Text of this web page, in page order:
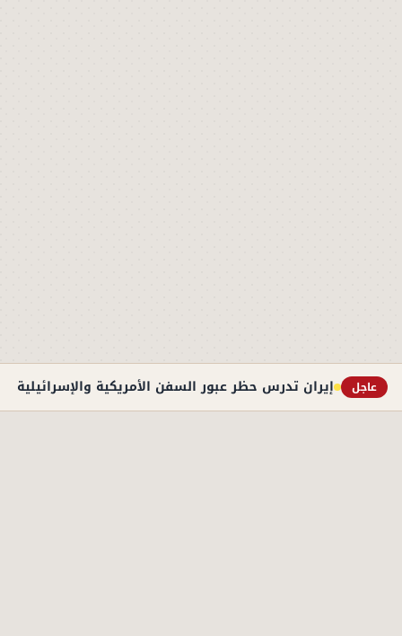
عاجل إيران تدرس حظر عبور السفن الأمريكية والإسرائيلية